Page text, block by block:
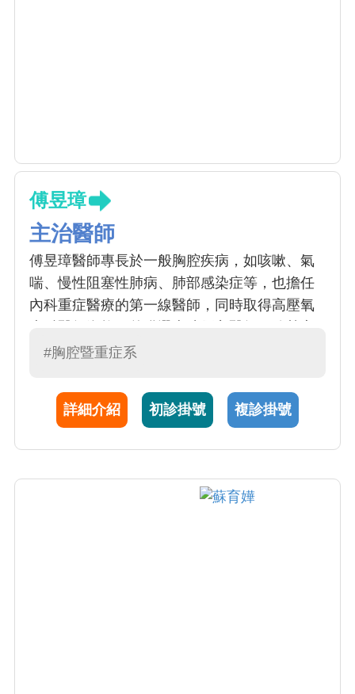
傅昱璋
主治醫師
傅昱璋醫師專長於一般胸腔疾病，如咳嗽、氣
喘、慢性阻塞性肺病、肺部感染症等，也擔任
內科重症醫療的第一線醫師，同時取得高壓氧
投入於臨床教學外，也擅長以親切態度對待病
#胸腔暨重症系
詳細介紹 初診掛號 複診掛號